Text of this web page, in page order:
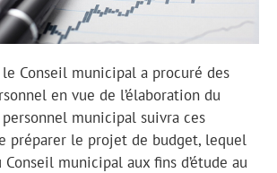
Conseil municipal a procuré des
en vue de l’élaboration du
municipal suivra ces
préparer le projet de budget, lequel
municipal aux fins d’étude au